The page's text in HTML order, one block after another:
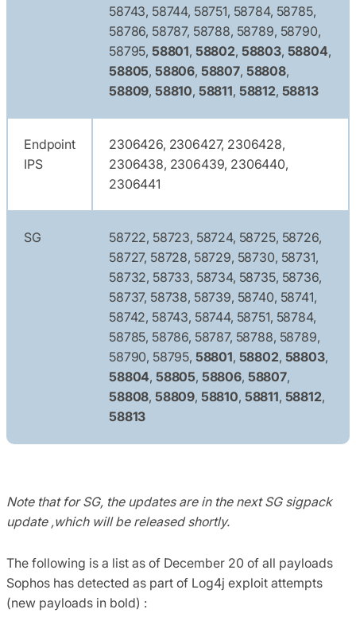
58743, 58744, 58751, 58784, 58785,
58786, 58787, 58788, 58789, 58790,
58795, 58801, 58802, 58803, 58804,
58805, 58806, 58807, 58808,
58809, 58810, 58811, 58812, 58813
Endpoint
IPS
2306426, 2306427, 2306428,
2306438, 2306439, 2306440,
2306441
SG
58722, 58723, 58724, 58725, 58726,
58727, 58728, 58729, 58730, 58731,
58732, 58733, 58734, 58735, 58736,
58737, 58738, 58739, 58740, 58741,
58742, 58743, 58744, 58751, 58784,
58785, 58786, 58787, 58788, 58789,
58790, 58795, 58801, 58802, 58803,
58804, 58805, 58806, 58807,
58808, 58809, 58810, 58811, 58812,
58813
Note that for SG, the updates are in the next SG sigpack
update ,which will be released shortly.
The following is a list as of December 20 of all payloads
Sophos has detected as part of Log4j exploit attempts
(new payloads in bold) :